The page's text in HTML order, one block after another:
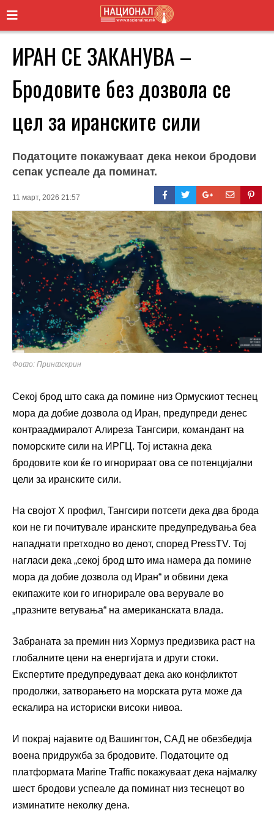
ИРАН СЕ ЗАКАНУВА –
Бродовите без дозвола се
цел за иранските сили
Податоците покажуваат дека некои бродови
сепак успеале да поминат.
11 март, 2026 21:57
Фото: Принтскрин
Секој брод што сака да помине низ Ормускиот теснец
мора да добие дозвола од Иран, предупреди денес
контраадмиралот Алиреза Тангсири, командант на
поморските сили на ИРГЦ. Тој истакна дека
бродовите кои ќе го игнорираат ова се потенцијални
цели за иранските сили.
На својот X профил, Тангсири потсети дека два брода
кои не ги почитувале иранските предупредувања беа
нападнати претходно во денот, според PressTV. Тој
нагласи дека „секој брод што има намера да помине
мора да добие дозвола од Иран“ и обвини дека
екипажите кои го игнорирале ова верувале во
„празните ветувања“ на американската влада.
Забраната за премин низ Хормуз предизвика раст на
глобалните цени на енергијата и други стоки.
Експертите предупредуваат дека ако конфликтот
продолжи, затворањето на морската рута може да
ескалира на историски високи нивоа.
И покрај најавите од Вашингтон, САД не обезбедија
воена придружба за бродовите. Податоците од
платформата Marine Traffic покажуваат дека најмалку
шест бродови успеале да поминат низ теснецот во
изминатите неколку дена.